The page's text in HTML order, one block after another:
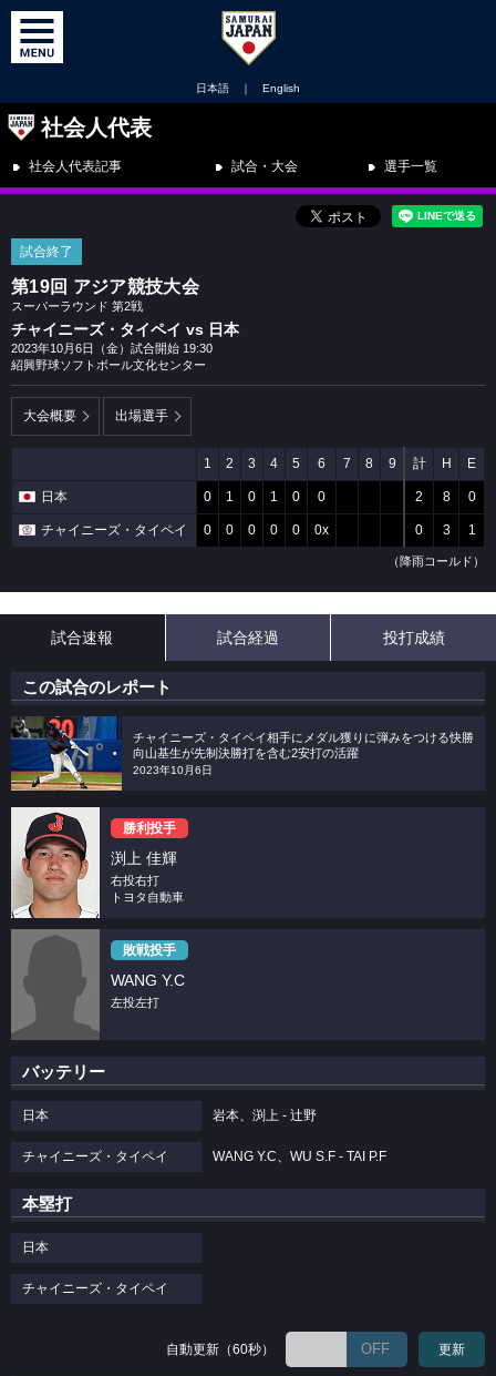
日本語 ｜ English
社会人代表
社会人代表記事 試合・大会 選手一覧
試合終了
第19回 アジア競技大会
スーパーラウンド 第2戦
チャイニーズ・タイペイ vs 日本
2023年10月6日（金）試合開始 19:30
紹興野球ソフトボール文化センター
大会概要 出場選手
1 2 3 4 5 6 7 8 9 計 H E
日本 0 1 0 1 0 0 2 8 0
チャイニーズ・タイペイ 0 0 0 0 0 0x 0 3 1
（降雨コールド）
試合速報 試合経過 投打成績
この試合のレポート
チャイニーズ・タイペイ相手にメダル獲りに弾みをつける快勝
向山基生が先制決勝打を含む2安打の活躍
2023年10月6日
勝利投手
渕上 佳輝
右投右打
トヨタ自動車
敗戦投手
WANG Y.C
左投左打
バッテリー
日本 岩本、渕上 - 辻野
チャイニーズ・タイペイ WANG Y.C、WU S.F - TAI P.F
本塁打
日本
チャイニーズ・タイペイ
自動更新（60秒） OFF 更新